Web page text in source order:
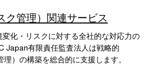
ク管理）関連サービス
変化・リスクに対する全社的な対応力の
Japan有限責任監査法人は戦略的
）の構築を総合的に支援します。